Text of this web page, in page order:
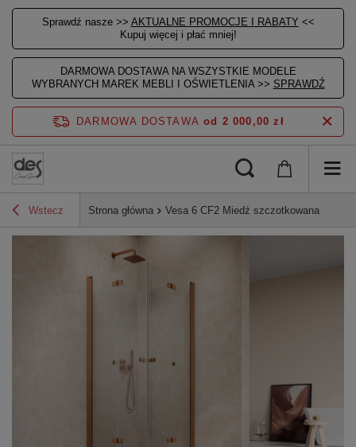
Sprawdź nasze >> AKTUALNE PROMOCJE I RABATY <<
Kupuj więcej i płać mniej!
DARMOWA DOSTAWA NA WSZYSTKIE MODELE
WYBRANYCH MAREK MEBLI I OŚWIETLENIA >> SPRAWDŹ
DARMOWA DOSTAWA od 2 000,00 zł
Wstecz Strona główna Vesa 6 CF2 Miedź szczotkowana